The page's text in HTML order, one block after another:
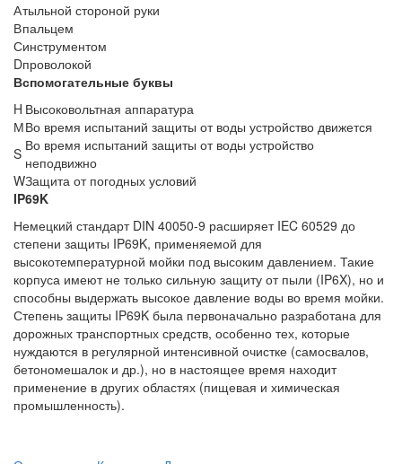
Атыльной стороной руки
Впальцем
Синструментом
Dпроволокой
Вспомогательные буквы
H Высоковольтная аппаратура
МВо время испытаний защиты от воды устройство движется
S Во время испытаний защиты от воды устройство
неподвижно
WЗащита от погодных условий
IP69K
Немецкий стандарт DIN 40050-9 расширяет IEC 60529 до
степени защиты IP69K, применяемой для
высокотемпературной мойки под высоким давлением. Такие
корпуса имеют не только сильную защиту от пыли (IP6X), но и
способны выдержать высокое давление воды во время мойки.
Степень защиты IP69K была первоначально разработана для
дорожных транспортных средств, особенно тех, которые
нуждаются в регулярной интенсивной очистке (самосвалов,
бетономешалок и др.), но в настоящее время находит
применение в других областях (пищевая и химическая
промышленность).